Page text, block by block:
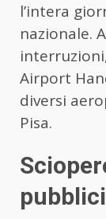
l’intera
nazionale.
Airport
diversi
Pisa.
pubblici